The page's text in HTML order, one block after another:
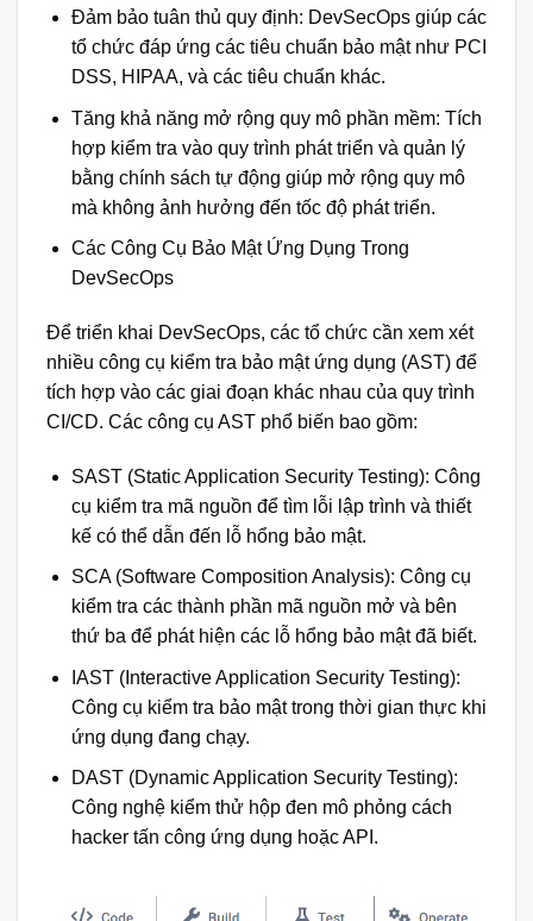
Đảm bảo tuân thủ quy định: DevSecOps giúp các
tổ chức đáp ứng các tiêu chuẩn bảo mật như PCI
DSS, HIPAA, và các tiêu chuẩn khác.
Tăng khả năng mở rộng quy mô phần mềm: Tích
hợp kiểm tra vào quy trình phát triển và quản lý
bằng chính sách tự động giúp mở rộng quy mô
mà không ảnh hưởng đến tốc độ phát triển.
Các Công Cụ Bảo Mật Ứng Dụng Trong
DevSecOps
Để triển khai DevSecOps, các tổ chức cần xem xét
nhiều công cụ kiểm tra bảo mật ứng dụng (AST) để
tích hợp vào các giai đoạn khác nhau của quy trình
CI/CD. Các công cụ AST phổ biến bao gồm:
SAST (Static Application Security Testing): Công
cụ kiểm tra mã nguồn để tìm lỗi lập trình và thiết
kế có thể dẫn đến lỗ hổng bảo mật.
SCA (Software Composition Analysis): Công cụ
kiểm tra các thành phần mã nguồn mở và bên
thứ ba để phát hiện các lỗ hổng bảo mật đã biết.
IAST (Interactive Application Security Testing):
Công cụ kiểm tra bảo mật trong thời gian thực khi
ứng dụng đang chạy.
DAST (Dynamic Application Security Testing):
Công nghệ kiểm thử hộp đen mô phỏng cách
hacker tấn công ứng dụng hoặc API.